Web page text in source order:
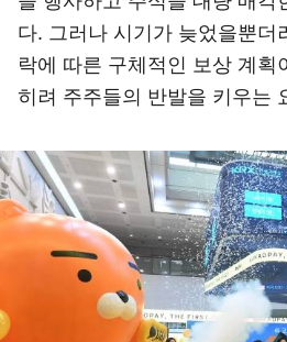
다. 그러나 시기가 늦었을뿐더
락에 따른 구체적인 보상 계획
히려 주주들의 반발을 키우는